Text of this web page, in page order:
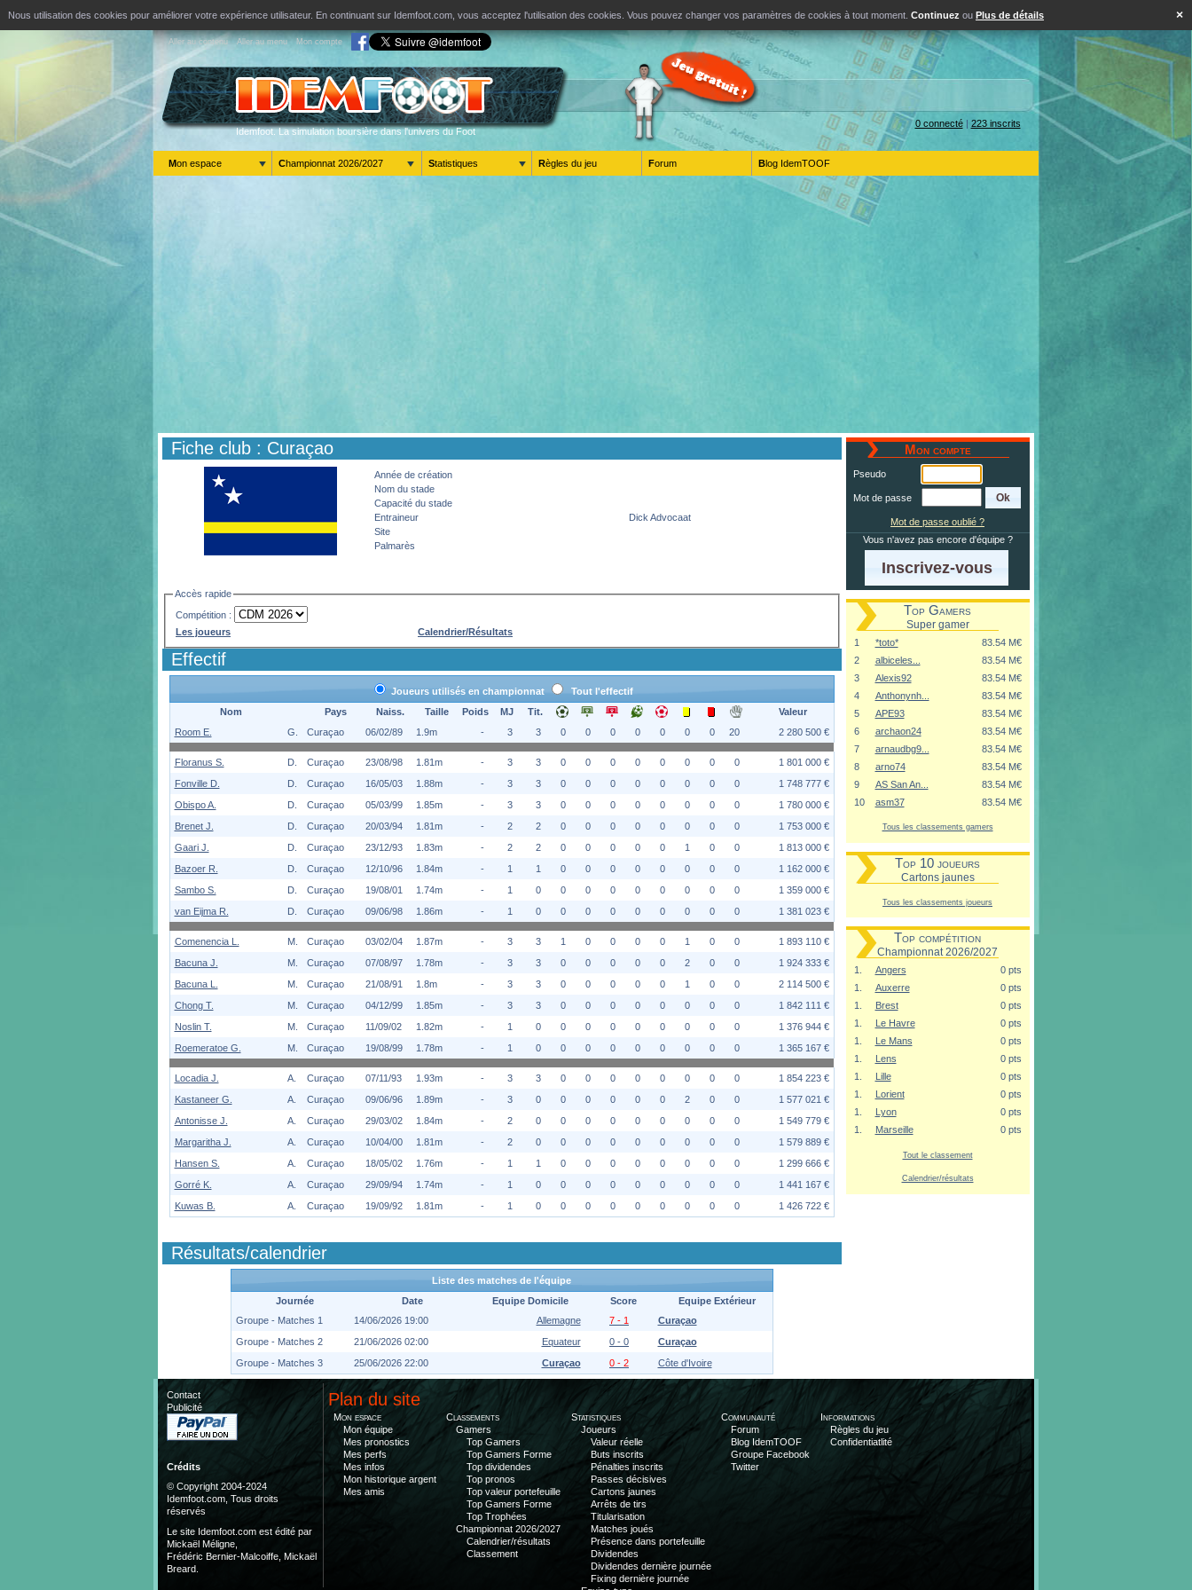
×
Nous utilisation des cookies pour améliorer votre expérience utilisateur. En continuant sur Idemfoot.com, vous acceptez l'utilisation des cookies. Vous pouvez changer vos paramètres de cookies à tout moment. Continuez ou Plus de détails
Aller au contenu Aller au menu Mon compte
Idemfoot. La simulation boursière dans l'univers du Foot
0 connecté| 223 inscrits
Mon espace Championnat 2026/2027 Statistiques Règles du jeu Forum Blog IdemTOOF
Fiche club : Curaçao
Année de création
Nom du stade
Capacité du stade
Entraineur
Dick Advocaat
Site
Palmarès
Accès rapide
Compétition :
Les joueurs
Calendrier/Résultats
Effectif
Joueurs utilisés en championnat
Tout l'effectif
Nom
Pays Naiss. Taille Poids MJ Tit.
Valeur
Room E.
G. Curaçao 06/02/89 1.9m - 3 3 0 0 0 0 0 0 0 20 2 280 500 €
Floranus S. D. Curaçao 23/08/98 1.81m - 3 3 0 0 0 0 0 0 0 0
1 801 000 €
Fonville D.
D. Curaçao 16/05/03 1.88m - 3 3 0 0 0 0 0 0 0 0
1 748 777 €
Obispo A.
D. Curaçao 05/03/99 1.85m - 3 3 0 0 0 0 0 0 0 0
1 780 000 €
Brenet J.
D. Curaçao 20/03/94 1.81m - 2 2 0 0 0 0 0 0 0 0
1 753 000 €
Gaari J.
D. Curaçao 23/12/93 1.83m - 2 2 0 0 0 0 0 1 0 0
1 813 000 €
Bazoer R.
D. Curaçao 12/10/96 1.84m - 1 1 0 0 0 0 0 0 0 0
1 162 000 €
Sambo S.
D. Curaçao 19/08/01 1.74m - 1 0 0 0 0 0 0 0 0 0
1 359 000 €
van Eijma R.
D. Curaçao 09/06/98 1.86m - 1 0 0 0 0 0 0 0 0 0 1 381 023 €
Comenencia L. M. Curaçao 03/02/04 1.87m - 3 3 1 0 0 0 0 1 0 0
1 893 110 €
Bacuna J.
M. Curaçao 07/08/97 1.78m - 3 3 0 0 0 0 0 2 0 0
1 924 333 €
Bacuna L.
M. Curaçao 21/08/91 1.8m - 3 3 0 0 0 0 0 1 0 0
2 114 500 €
Chong T.
M. Curaçao 04/12/99 1.85m - 3 3 0 0 0 0 0 0 0 0
1 842 111 €
Noslin T.
M. Curaçao 11/09/02 1.82m - 1 0 0 0 0 0 0 0 0 0
1 376 944 €
Roemeratoe G.
M. Curaçao 19/08/99 1.78m - 1 0 0 0 0 0 0 0 0 0 1 365 167 €
Locadia J. A. Curaçao 07/11/93 1.93m - 3 3 0 0 0 0 0 0 0 0
1 854 223 €
Kastaneer G.
A. Curaçao 09/06/96 1.89m - 3 0 0 0 0 0 0 2 0 0
1 577 021 €
Antonisse J.
A. Curaçao 29/03/02 1.84m - 2 0 0 0 0 0 0 0 0 0
1 549 779 €
Margaritha J.
A. Curaçao 10/04/00 1.81m - 2 0 0 0 0 0 0 0 0 0
1 579 889 €
Hansen S.
A. Curaçao 18/05/02 1.76m - 1 1 0 0 0 0 0 0 0 0
1 299 666 €
Gorré K.
A. Curaçao 29/09/94 1.74m - 1 0 0 0 0 0 0 0 0 0
1 441 167 €
Kuwas B.
A. Curaçao 19/09/92 1.81m - 1 0 0 0 0 0 0 0 0 0 1 426 722 €
Résultats/calendrier
Liste des matches de l'équipe
Journée
Date Equipe Domicile Score
Equipe Extérieur
Groupe - Matches 1
14/06/2026 19:00 Allemagne 7 - 1
Curaçao
Groupe - Matches 2
21/06/2026 02:00 Equateur 0 - 0
Curaçao
Groupe - Matches 3
25/06/2026 22:00 Curaçao 0 - 2 Côte d'Ivoire
Mon compte
Pseudo
Mot de passe
Mot de passe oublié ?
Vous n'avez pas encore d'équipe ?
Inscrivez-vous
Top Gamers
Super gamer
1 *toto*
83.54 M€
2
albiceles...
83.54 M€
3
Alexis92
83.54 M€
4
Anthonynh...
83.54 M€
5
APE93
83.54 M€
6
archaon24
83.54 M€
7
arnaudbg9...
83.54 M€
8
arno74
83.54 M€
9
AS San An...
83.54 M€
10
asm37 83.54 M€
Tous les classements gamers
Top 10 joueurs
Cartons jaunes
Tous les classements joueurs
Top compétition
Championnat 2026/2027
1. Angers
0 pts
1.
Auxerre
0 pts
1.
Brest
0 pts
1.
Le Havre
0 pts
1.
Le Mans
0 pts
1.
Lens
0 pts
1.
Lille
0 pts
1.
Lorient
0 pts
1.
Lyon
0 pts
1.
Marseille 0 pts
Tout le classement
Calendrier/résultats
Contact
Publicité
Crédits
© Copyright 2004-2024
Idemfoot.com, Tous droits
réservés
Le site Idemfoot.com est édité par
Mickaël Méligne,
Frédéric Bernier-Malcoiffe, Mickaël
Breard.
Plan du site
Mon espace
Mon équipe
Mes pronostics
Mes perfs
Mes infos
Mon historique argent
Mes amis
Classements
Gamers
Top Gamers
Top Gamers Forme
Top dividendes
Top pronos
Top valeur portefeuille
Top Gamers Forme
Top Trophées
Championnat 2026/2027
Calendrier/résultats
Classement
Statistiques
Joueurs
Valeur réelle
Buts inscrits
Pénalties inscrits
Passes décisives
Cartons jaunes
Arrêts de tirs
Titularisation
Matches joués
Présence dans portefeuille
Dividendes
Dividendes dernière journée
Fixing dernière journée
Communauté
Forum
Blog IdemTOOF
Groupe Facebook
Twitter
Informations
Règles du jeu
Confidentiatlité